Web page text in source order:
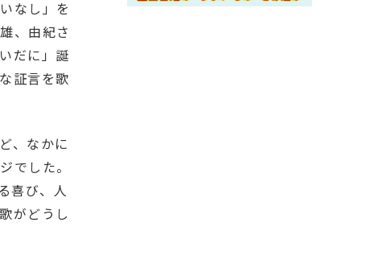
なし」を
、由紀さ
だに」誕
証言を歌
、なかに
でした。
喜び、人
がどうし